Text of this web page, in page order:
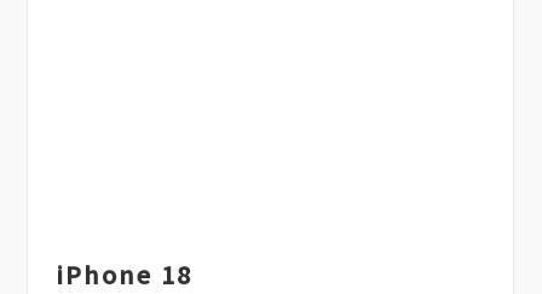
iPhone 18